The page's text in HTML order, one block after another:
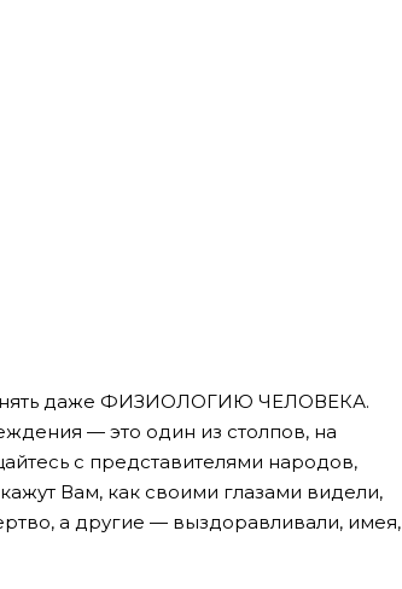
даже ФИЗИОЛОГИЮ ЧЕЛОВЕКА.
— это один из столпов, на
с представителями народов,
Вам, как своими глазами видели,
а другие — выздоравливали, имея,